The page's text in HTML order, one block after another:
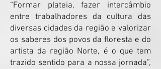
“Formar plateia, fazer intercâmbio
entre trabalhadores da cultura das
diversas cidades da região e valorizar
os saberes dos povos da floresta e do
artista da região Norte, é o que tem
trazido sentido para a nossa jornada”,